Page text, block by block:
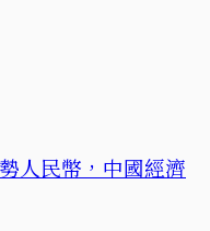
人民幣，中國經濟